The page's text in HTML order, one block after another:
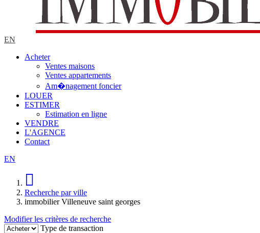
EN
Acheter
Ventes maisons
Ventes appartements
Am�nagement foncier
LOUER
ESTIMER
Estimation en ligne
VENDRE
L'AGENCE
Contact
EN
Recherche par ville
immobilier Villeneuve saint georges
Modifier les critères de recherche
Type de transaction